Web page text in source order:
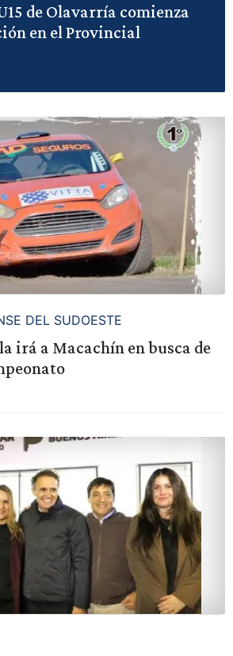
de Olavarría comienza
en el Provincial
DEL SUDOESTE
irá a Macachín en busca de